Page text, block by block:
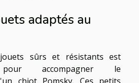
adaptés au
sûrs et résistants est
pour accompagner le